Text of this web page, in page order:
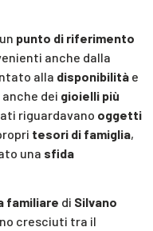
punto di riferimento
anche dalla
alla disponibilità e
anche dei gioielli più
riguardavano oggetti
tesori di famiglia,
una sfida
familiare di Silvano
cresciuti tra il